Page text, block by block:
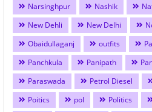
Narsinghpur
Nashik
New Dehli
New Delhi
Obaidullaganj
outfits
Panchkula
Panipath
Paraswada
Petrol Diesel
Poitics
pol Politics